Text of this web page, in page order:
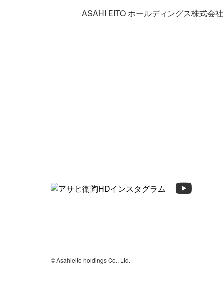
ASAHI EITO ホールディングス株式会社
© Asahieito holdings Co., Ltd.